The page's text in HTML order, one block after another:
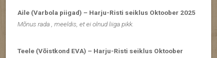
Aile (Varbola piigad) – Harju-Risti seiklus Oktoober 2025
Mõnus rada , meeldis, et ei olnud liiga pikk.
Teele (Võistkond EVA) – Harju-Risti seiklus Oktoober